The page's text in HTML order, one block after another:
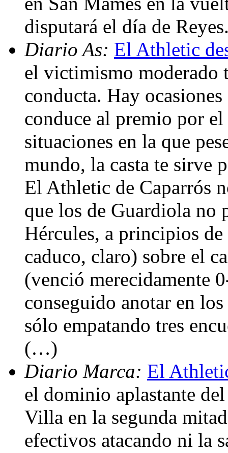
disputará el día de
Diario As: El Athletic
el victimismo moderado
conducta. Hay
conduce al premio por
situaciones en la que
mundo, la casta te sirve
El Athletic de Caparrós
que los de Guardiola no
Hércules, a principios
caduco, claro) sobre el
(venció merecidamente
conseguido anotar en
sólo empatando tres
(…)
Diario Marca: El
el dominio aplastante
Villa en la segunda
efectivos atacando ni la